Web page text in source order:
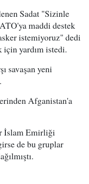
Sadat "Sizinle
maddi destek
istemiyoruz" dedi
için yardım istedi.
savaşan yeni
Afganistan'a
İslam Emirliği
de bu gruplar